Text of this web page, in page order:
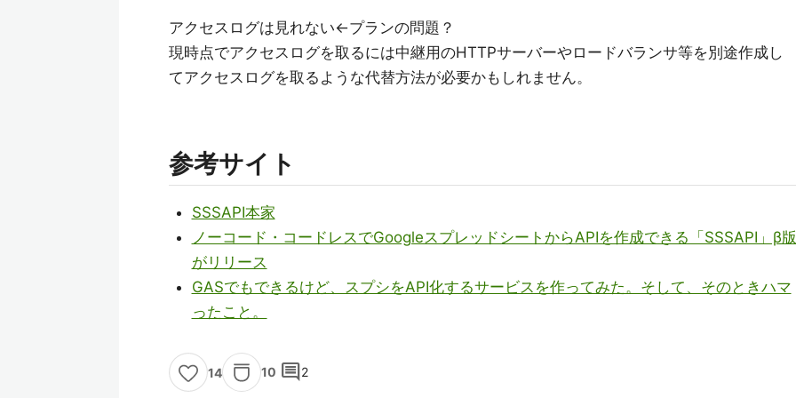
アクセスログは見れない←プランの問題？
現時点でアクセスログを取るには中継用のHTTPサーバーやロードバランサ等を別途作成し
てアクセスログを取るような代替方法が必要かもしれません。
参考サイト
SSSAPI本家
ノーコード・コードレスでGoogleスプレッドシートからAPIを作成できる「SSSAPI」β版
がリリース
GASでもできるけど、スプシをAPI化するサービスを作ってみた。そして、そのときハマ
ったこと。
14 10 comment2